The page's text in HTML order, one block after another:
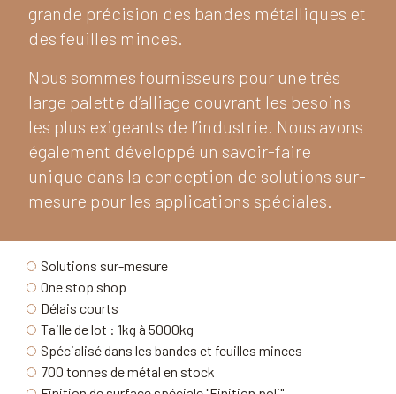
grande précision des bandes métalliques et
des feuilles minces.
Nous sommes fournisseurs pour une très
large palette d’alliage couvrant les besoins
les plus exigeants de l’industrie. Nous avons
également développé un savoir-faire
unique dans la conception de solutions sur-
mesure pour les applications spéciales.
Solutions sur-mesure
One stop shop
Délais courts
Taille de lot : 1kg à 5000kg
Spécialisé dans les bandes et feuilles minces
700 tonnes de métal en stock